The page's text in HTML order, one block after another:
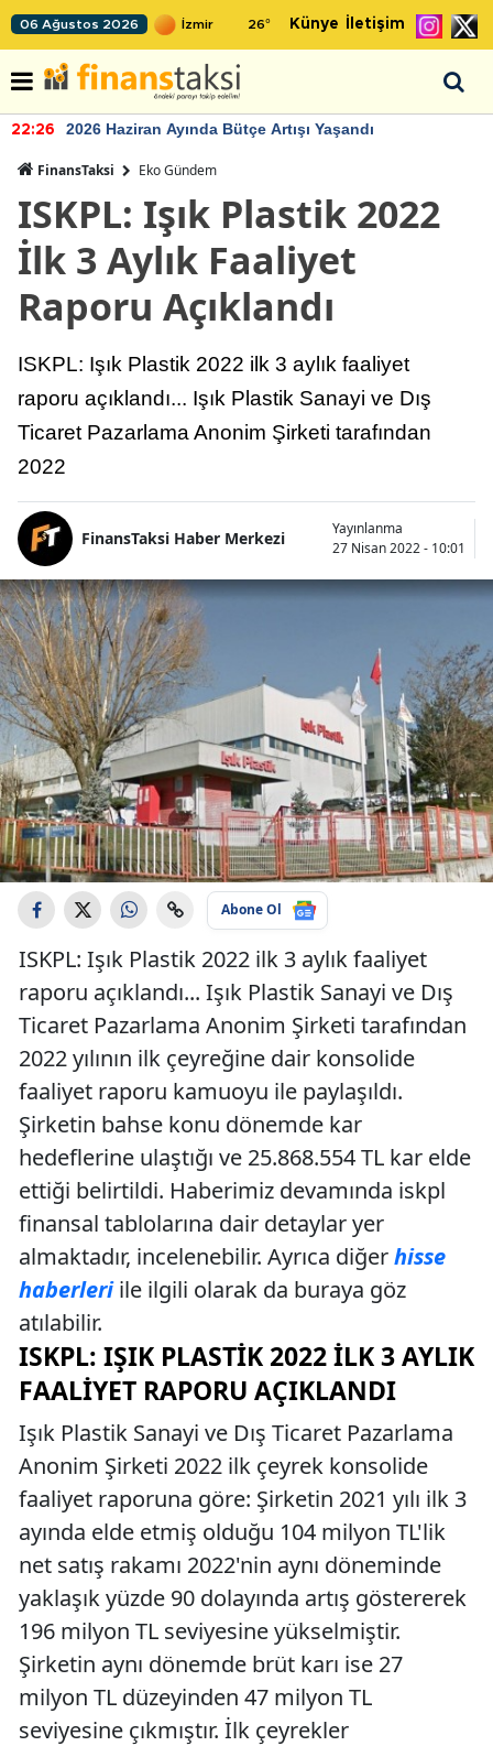
06 Ağustos 2026 26° Künye İletişim
22:26 2026 Haziran Ayında Bütçe Artışı Yaşandı
FinansTaksi Eko Gündem
ISKPL: Işık Plastik 2022
İlk 3 Aylık Faaliyet
Raporu Açıklandı
ISKPL: Işık Plastik 2022 ilk 3 aylık faaliyet
raporu açıklandı... Işık Plastik Sanayi ve Dış
Ticaret Pazarlama Anonim Şirketi tarafından
2022
FinansTaksi Haber Merkezi
Yayınlanma
27 Nisan 2022 - 10:01
Abone Ol
ISKPL: Işık Plastik 2022 ilk 3 aylık faaliyet
raporu açıklandı... Işık Plastik Sanayi ve Dış
Ticaret Pazarlama Anonim Şirketi tarafından
2022 yılının ilk çeyreğine dair konsolide
faaliyet raporu kamuoyu ile paylaşıldı.
Şirketin bahse konu dönemde kar
hedeflerine ulaştığı ve 25.868.554 TL kar elde
ettiği belirtildi. Haberimiz devamında iskpl
finansal tablolarına dair detaylar yer
almaktadır, incelenebilir. Ayrıca diğerhisse
haberleriile ilgili olarak da buraya göz
atılabilir.
ISKPL: IŞIK PLASTIK 2022 İLK 3 AYLIK
FAALIYET RAPORU AÇIKLANDI
Işık Plastik Sanayi ve Dış Ticaret Pazarlama
Anonim Şirketi 2022 ilk çeyrek konsolide
faaliyet raporuna göre: Şirketin 2021 yılı ilk 3
ayında elde etmiş olduğu 104 milyon TL'lik
net satış rakamı 2022'nin aynı döneminde
yaklaşık yüzde 90 dolayında artış göstererek
196 milyon TL seviyesine yükselmiştir.
Şirketin aynı dönemde brüt karı ise 27
milyon TL düzeyinden 47 milyon TL
seviyesine çıkmıştır. İlk çeyrekler